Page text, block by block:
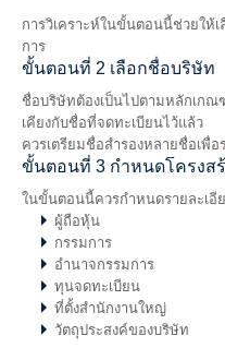
การวิเคราะห์ในขั้นตอนนี้ช่วยให้
การ
ขั้นตอนที่ 2 เลือกชื่อบริษัท
ชื่อบริษัทต้องเป็นไปตามหลักเก
เคียงกับชื่อที่จดทะเบียนไว้แล้ว
ควรเตรียมชื่อสำรองหลายชื่อเพื่
ขั้นตอนที่ 3 กำหนดโครงส
ในขั้นตอนนี้ควรกำหนดรายละเอี
ผู้ถือหุ้น
กรรมการ
อำนาจกรรมการ
ทุนจดทะเบียน
ที่ตั้งสำนักงานใหญ่
วัตถุประสงค์ของบริษัท